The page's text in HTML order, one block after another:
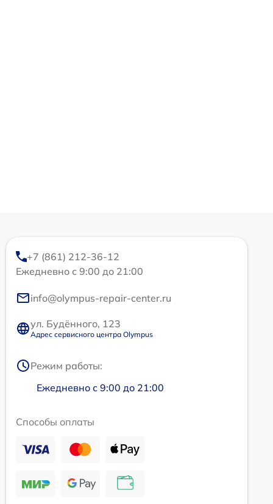
+7 (861) 212-36-12
Ежедневно с 9:00 до 21:00
info@olympus-repair-center.ru
ул. Будённого, 123
Адрес сервисного центра Olympus
Режим работы:
Ежедневно с 9:00 до 21:00
Способы оплаты